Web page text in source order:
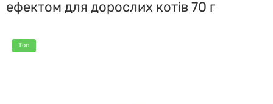
ефектом для дорослих котів 70 г
Топ